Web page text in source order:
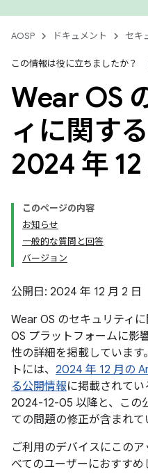
AOSP ドキュメント セキ
この情報は役に立ちましたか？
Wear OS
ィに関す
2024 年 12
このページの内容
お知らせ
一般的な質問と回答
バージョン
公開日: 2024 年 12 月 2 日
Wear OS のセキュリティ
OS プラットフォームに影
性の詳細を掲載しています
トには、 2024 年 12 月の
る公開情報に掲載されて
2024-12-05 以降と、この
ての問題の修正が含まれて
ご利用のデバイスにこの
べてのユーザーにおすすめ